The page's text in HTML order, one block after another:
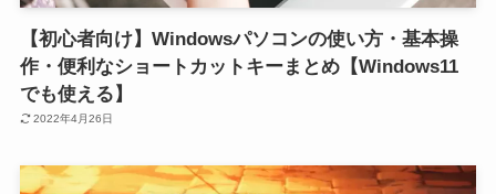
【初心者向け】Windowsパソコンの使い方・基本操
作・便利なショートカットキーまとめ【Windows11
でも使える】
2022年4月26日